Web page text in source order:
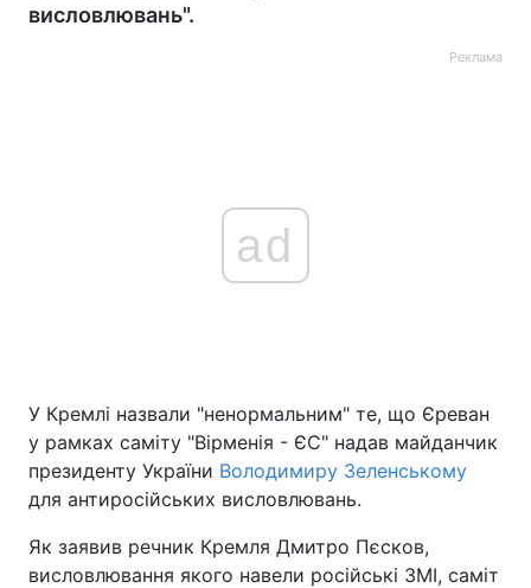
висловлювань".
Реклама
ad
У Кремлі назвали "ненормальним" те, що Єреван
у рамках саміту "Вірменія - ЄС" надав майданчик
президенту України Володимиру Зеленському
для антиросійських висловлювань.
Як заявив речник Кремля Дмитро Пєсков,
висловлювання якого навели російські ЗМІ, саміт